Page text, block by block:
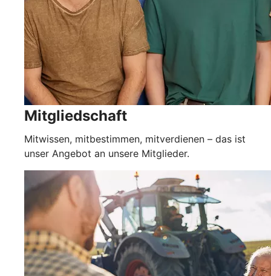
Mitgliedschaft
Mitwissen, mitbestimmen, mitverdienen – das ist
unser Angebot an unsere Mitglieder.